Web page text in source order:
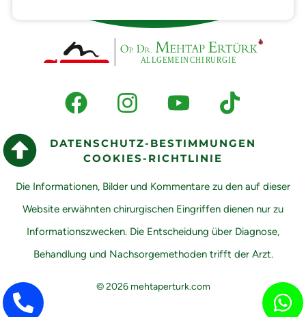
DATENSCHUTZ-BESTIMMUNGEN
COOKIES-RICHTLINIE
Die Informationen, Bilder und Kommentare zu den auf dieser
Website erwähnten chirurgischen Eingriffen dienen nur zu
Informationszwecken. Die Entscheidung über Diagnose,
Behandlung und Nachsorgemethoden trifft der Arzt.
© 2026 mehtaperturk.com